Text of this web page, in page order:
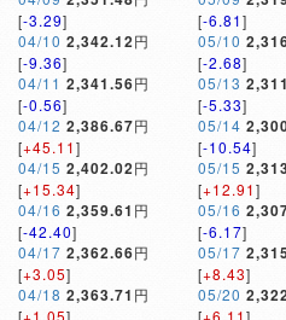
[-3.29]
04/10 2,342.12円
[-9.36]
04/11 2,341.56円
[-0.56]
04/12 2,386.67円
[+45.11]
04/15 2,402.02円
[+15.34]
04/16 2,359.61 円
[-42.40]
04/17 2,362.66円
[+3.05]
04/18 2,363.71 円
[+1.05]
[-6.81]
05/10
[-2.68]
05/13
[-5.33]
05/14
[-10.54]
05/15
[+12.91]
05/16
[-6.17]
05/17
[+8.43]
05/20
[+6.11]